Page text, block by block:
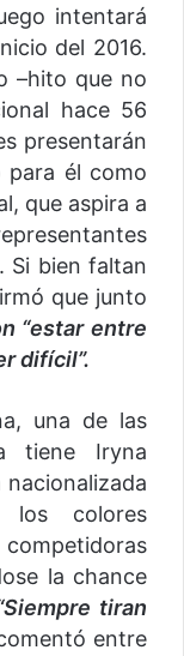
intentará
del 2016.
–hito que no
hace 56
presentarán
para él como
que aspira a
Si bien faltan
que junto
“estar entre
difícil”.
una de las
tiene Iryna
los colores
la chance
tiran
entre